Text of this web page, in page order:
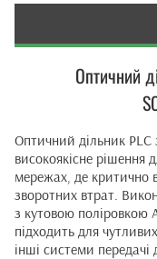
Оптичний
Оптичний дільник
високоякісне рішення
мережах, де критично
зворотних втрат.
з кутовою поліровкою
підходить для
інші системи передачі